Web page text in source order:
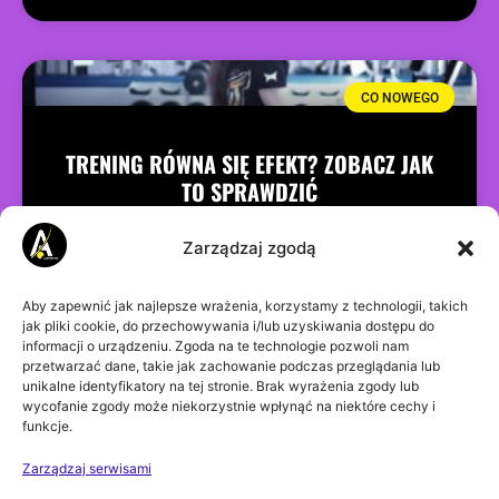
Zarządzaj zgodą
Aby zapewnić jak najlepsze wrażenia, korzystamy z technologii, takich
jak pliki cookie, do przechowywania i/lub uzyskiwania dostępu do
informacji o urządzeniu. Zgoda na te technologie pozwoli nam
przetwarzać dane, takie jak zachowanie podczas przeglądania lub
unikalne identyfikatory na tej stronie. Brak wyrażenia zgody lub
wycofanie zgody może niekorzystnie wpłynąć na niektóre cechy i
funkcje.
Zarządzaj serwisami
CO NOWEGO
TRENING RÓWNA SIĘ EFEKT? ZOBACZ JAK
TO SPRAWDZIĆ
Rozpoczynając treningi myślimy o tym jakie ćwiczenia
ćwiczenia przynoszą pożądane efekty? Czy moglibyśmy
wybrać ćwiczenia które dadzą nam więcej?
CZYTAJ DALEJ >>